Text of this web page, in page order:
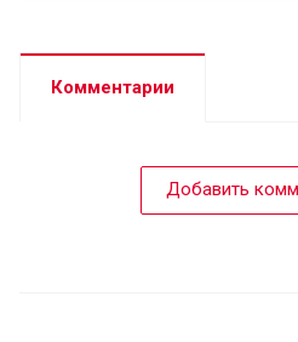
Комментарии
Добавить